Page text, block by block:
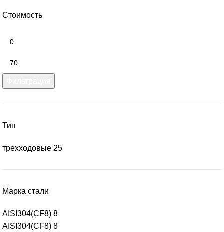
Стоимость
Тип
трехходовые 25
Марка стали
AISI304(CF8) 8
AISI304(СF8) 8